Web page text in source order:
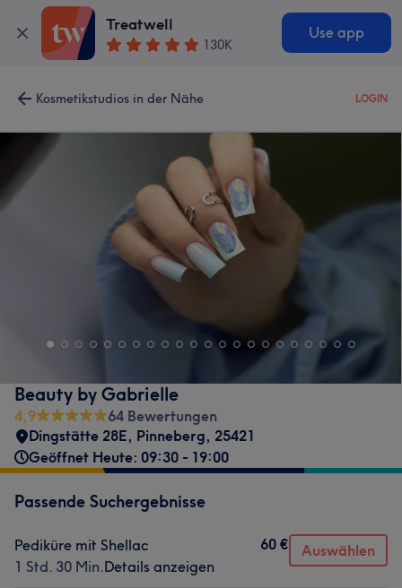
Treatwell
130K
Use app
Kosmetikstudios in der Nähe LOGIN
Beauty by Gabrielle
4,9
64 Bewertungen
Dingstätte 28E, Pinneberg, 25421
Geöffnet Heute: 09:30 - 19:00
Passende Suchergebnisse
Pediküre mit Shellac
1 Std. 30 Min.Details anzeigen
60 € Auswählen